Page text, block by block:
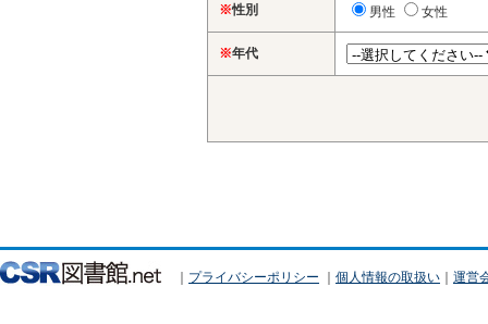
※性別 男性 女性
※年代
｜ プライバシーポリシー ｜ 個人情報の取扱い ｜ 運営